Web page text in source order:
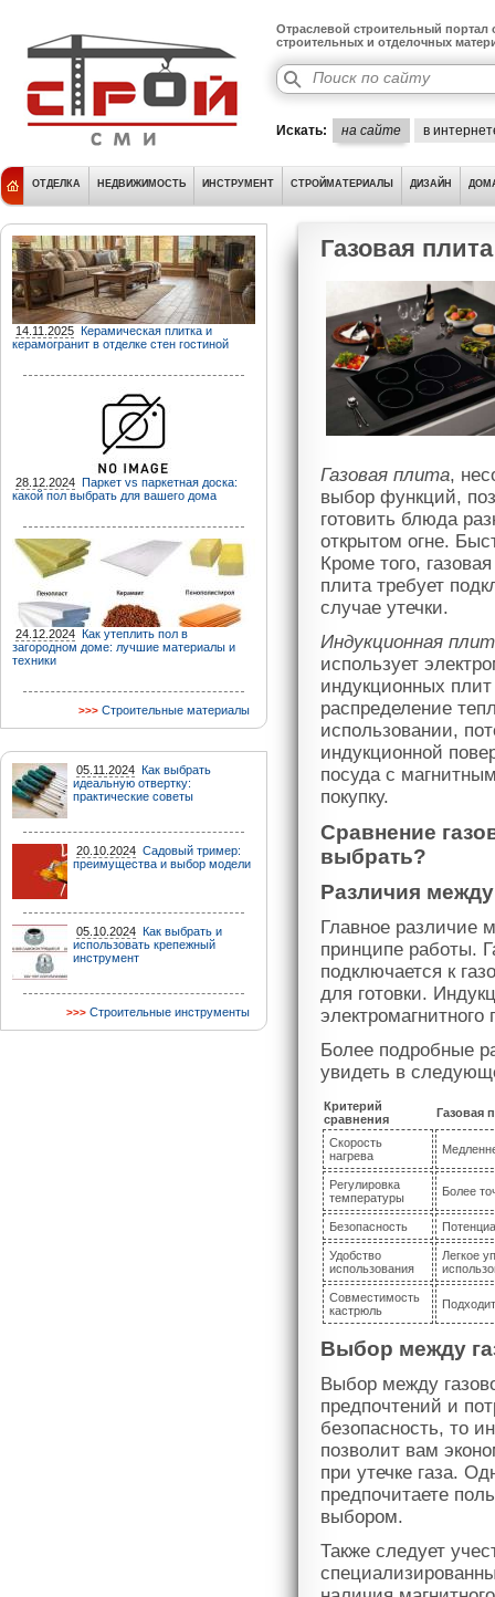
Отраслевой строительный портал
строительных и отделочных
Искать: на сайте в
ОТДЕЛКА НЕДВИЖИМОСТЬ ИНСТРУМЕНТ СТРОЙМАТЕРИАЛЫ ДИЗАЙН
14.11.2025 Керамическая плитка и
керамогранит в отделке стен гостиной
28.12.2024 Паркет vs паркетная доска:
какой пол выбрать для вашего дома
24.12.2024 Как утеплить пол в
загородном доме: лучшие материалы и
техники
Строительные материалы
05.11.2024 Как выбрать
идеальную отвертку:
практические советы
20.10.2024 Садовый тример:
преимущества и выбор модели
05.10.2024 Как выбрать и
использовать крепежный
инструмент
Строительные инструменты
Газовая
Газовая плита,
выбор функций,
готовить блюда
открытом огне.
Кроме того,
плита требует
случае утечки.
Индукционная
использует
индукционных плит
распределение
использовании,
индукционной
посуда с
покупку.
Сравнение
выбрать?
Различия
Главное различие
принципе работы.
подключается к
для готовки.
Более подробные
увидеть в
Критерий
сравнения
Газовая
Скорость
нагрева
Регулировка
температуры
Более
Безопасность
Удобство
использования
Легкое
Совместимость
кастрюль
Выбор между
Выбор между
предпочтений и
безопасность, то
позволит вам
при утечке газа.
предпочитаете
выбором.
Также следует